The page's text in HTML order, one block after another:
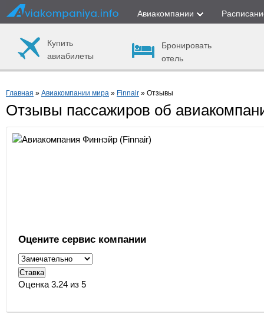
Авиакомпании
Купить
авиабилеты
Бронировать
отель
Главная » Авиакомпании мира » Finnair » Отзывы
Отзывы пассажиров об
Оцените сервис компании
Оценка 3.24 из 5